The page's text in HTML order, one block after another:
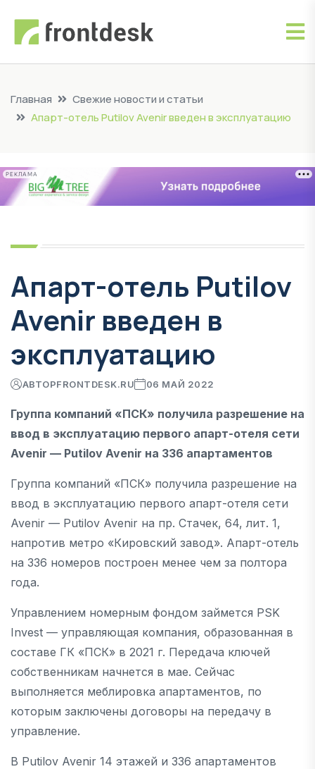
Главная
Свежие новости и статьи
Апарт-отель Putilov Avenir введен в эксплуатацию
РЕКЛАМА
Апарт-отель Putilov
Avenir введен в
эксплуатацию
АВТОРFRONTDESK.RU 06 МАЙ 2022
Группа компаний «ПСК» получила разрешение на
ввод в эксплуатацию первого апарт-отеля сети
Avenir — Putilov Avenir на 336 апартаментов
Группа компаний «ПСК» получила разрешение на
ввод в эксплуатацию первого апарт-отеля сети
Avenir — Putilov Avenir на пр. Стачек, 64, лит. 1,
напротив метро «Кировский завод». Апарт-отель
на 336 номеров построен менее чем за полтора
года.
Управлением номерным фондом займется PSK
Invest — управляющая компания, образованная в
составе ГК «ПСК» в 2021 г. Передача ключей
собственникам начнется в мае. Сейчас
выполняется меблировка апартаментов, по
которым заключены договоры на передачу в
управление.
В Putilov Avenir 14 этажей и 336 апартаментов